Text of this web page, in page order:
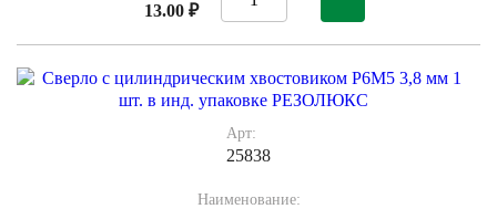
13.00 ₽
Арт:
25838
Наименование: